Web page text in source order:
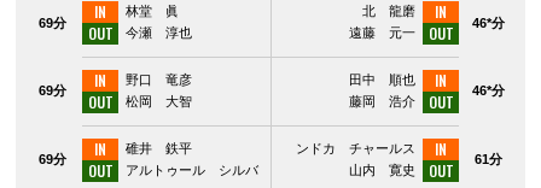
69分
IN 林堂 眞
OUT 今瀬 淳也
IN
北 龍磨
OUT
遠藤 元一
46*分
69分 IN 野口 竜彦
OUT 松岡 大智
IN
田中 順也
OUT
藤岡 浩介
46*分
69分 IN 碓井 鉄平
OUT アルトゥール シルバ
IN
ンドカ チャールス
OUT
山内 寛史
61分